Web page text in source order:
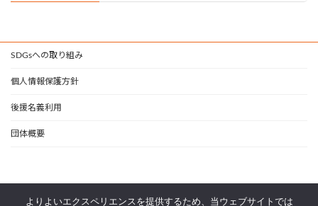
SDGsへの取り組み
個人情報保護方針
後援名義利用
団体概要
よりよいエクスペリエンスを提供するため、当ウェブサイトでは